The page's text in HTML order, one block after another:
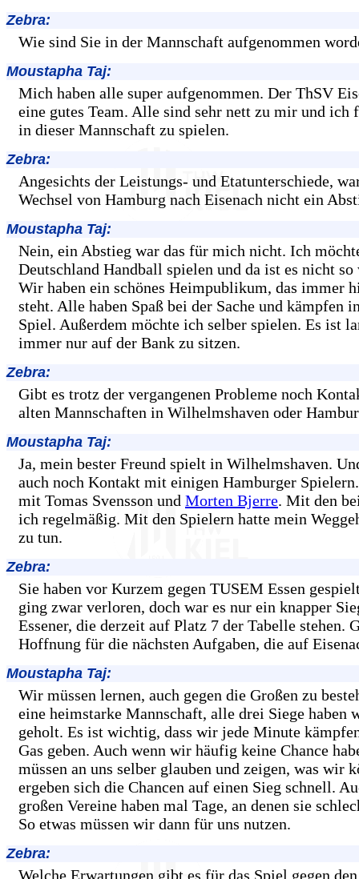
Zebra:
Wie sind Sie in der Mannschaft aufgenommen
Moustapha Taj:
Mich haben alle super aufgenommen. Der ThSV
eine gutes Team. Alle sind sehr nett zu mir und ich
in dieser Mannschaft zu spielen.
Zebra:
Angesichts der Leistungs- und Etatunterschiede,
Wechsel von Hamburg nach Eisenach nicht ein
Moustapha Taj:
Nein, ein Abstieg war das für mich nicht. Ich
Deutschland Handball spielen und da ist es nicht
Wir haben ein schönes Heimpublikum, das immer
steht. Alle haben Spaß bei der Sache und kämpfen
Spiel. Außerdem möchte ich selber spielen. Es ist
immer nur auf der Bank zu sitzen.
Zebra:
Gibt es trotz der vergangenen Probleme noch
alten Mannschaften in Wilhelmshaven oder
Moustapha Taj:
Ja, mein bester Freund spielt in Wilhelmshaven.
auch noch Kontakt mit einigen Hamburger
mit Tomas Svensson und Morten Bjerre. Mit den
ich regelmäßig. Mit den Spielern hatte mein
zu tun.
Zebra:
Sie haben vor Kurzem gegen TUSEM Essen
ging zwar verloren, doch war es nur ein knapper
Essener, die derzeit auf Platz 7 der Tabelle stehen.
Hoffnung für die nächsten Aufgaben, die auf
Moustapha Taj:
Wir müssen lernen, auch gegen die Großen zu
eine heimstarke Mannschaft, alle drei Siege haben
geholt. Es ist wichtig, dass wir jede Minute
Gas geben. Auch wenn wir häufig keine Chance
müssen an uns selber glauben und zeigen, was wir
ergeben sich die Chancen auf einen Sieg schnell.
großen Vereine haben mal Tage, an denen sie
So etwas müssen wir dann für uns nutzen.
Zebra:
Welche Erwartungen gibt es für das Spiel gegen